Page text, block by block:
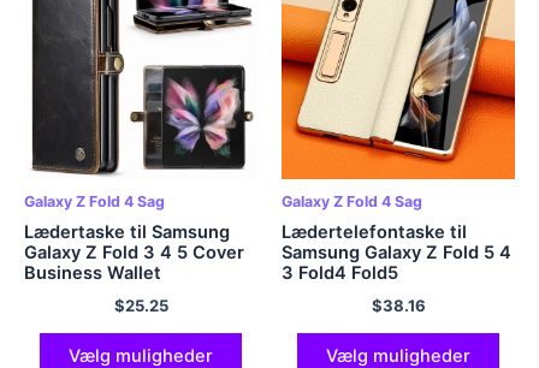
Galaxy Z Fold 4 Sag
Lædertaske til Samsung
Galaxy Z Fold 3 4 5 Cover
Business Wallet
Shockproof Protector Shell
til Samsung Z Fold 4 Sag
$25.25
Vælg muligheder
Galaxy Z Fold 4 Sag
Lædertelefontaske til
Samsung Galaxy Z Fold 5 4
3 Fold4 Fold5
Guldbelægning magnetisk
hængselstativ Bagcover
med spejlfilm
$38.16
Vælg muligheder